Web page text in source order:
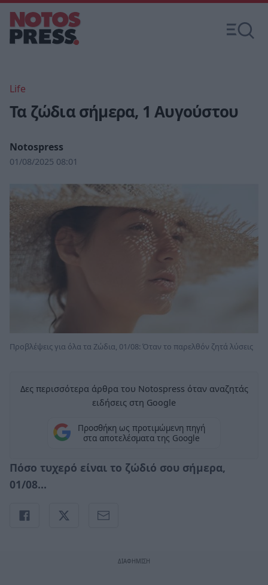
Life
Τα ζώδια σήμερα, 1 Αυγούστου
Notospress
01/08/2025 08:01
Προβλέψεις για όλα τα Ζώδια, 01/08: Όταν το παρελθόν ζητά λύσεις
Δες περισσότερα άρθρα του Notospress όταν αναζητάς
ειδήσεις στη Google
Προσθήκη ως προτιμώμενη πηγή
στα αποτελέσματα της Google
Πόσο τυχερό είναι το ζώδιό σου σήμερα,
01/08...